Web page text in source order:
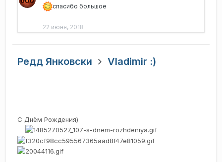
спасибо большое
22 июня, 2018
Редд Янковски Vladimir :)
С Днём Рождения)